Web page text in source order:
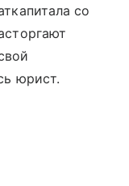
со
юрист.